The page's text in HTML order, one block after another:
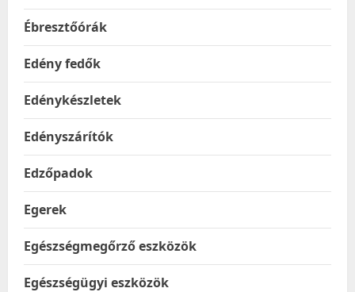
Ébresztőórák
Edény fedők
Edénykészletek
Edényszárítók
Edzőpadok
Egerek
Egészségmegőrző eszközök
Egészségügyi eszközök